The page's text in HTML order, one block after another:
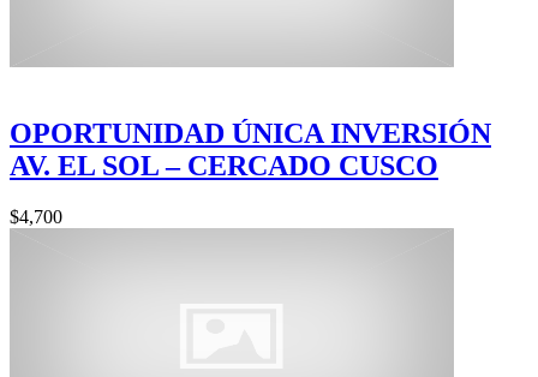
OPORTUNIDAD ÚNICA INVERSIÓN
AV. EL SOL – CERCADO CUSCO
$4,700